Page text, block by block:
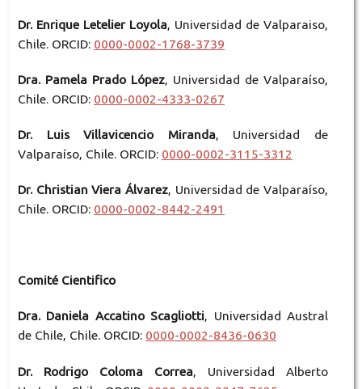
Dr. Enrique Letelier Loyola, Universidad de Valparaiso,
Chile. ORCID: 0000-0002-1768-3739
Dra. Pamela Prado López, Universidad de Valparaíso,
Chile. ORCID: 0000-0002-4333-0267
Dr. Luis Villavicencio Miranda, Universidad de
Valparaíso, Chile. ORCID: 0000-0002-3115-3312
Dr. Christian Viera Álvarez, Universidad de Valparaíso,
Chile. ORCID: 0000-0002-8442-2491
Comité Cientifico
Dra. Daniela Accatino Scagliotti, Universidad Austral
de Chile, Chile. ORCID: 0000-0002-8436-0630
Dr. Rodrigo Coloma Correa, Universidad Alberto